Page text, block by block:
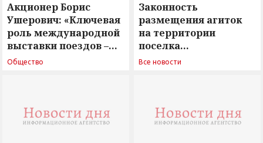
Акционер Борис
Ушерович: «Ключевая
роль международной
выставки поездов –
поиск ответов на
Общество
Законность
размещения агиток
на территории
поселка
Новосергиевка
Все новости